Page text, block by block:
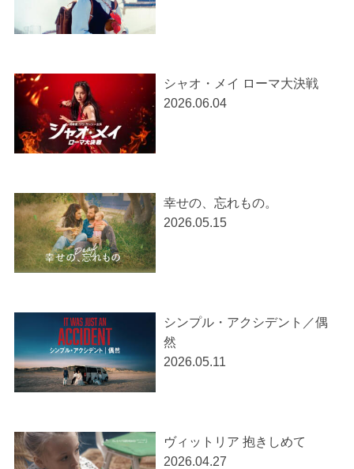
シャオ・メイ ローマ大決戦
2026.06.04
幸せの、忘れもの。
2026.05.15
シンプル・アクシデント／偶
然
2026.05.11
ヴィットリア 抱きしめて
2026.04.27